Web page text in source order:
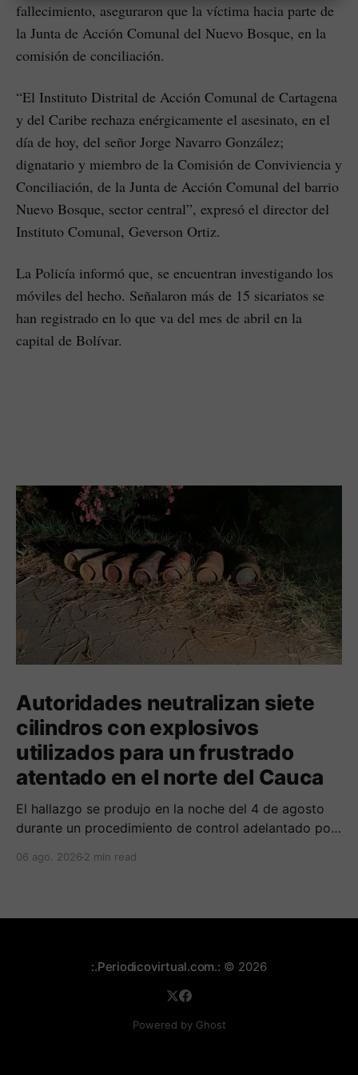
fallecimiento, aseguraron que la víctima hacia parte de
la Junta de Acción Comunal del Nuevo Bosque, en la
comisión de conciliación.
“El Instituto Distrital de Acción Comunal de Cartagena
y del Caribe rechaza enérgicamente el asesinato, en el
día de hoy, del señor Jorge Navarro González;
dignatario y miembro de la Comisión de Conviviencia y
Conciliación, de la Junta de Acción Comunal del barrio
Nuevo Bosque, sector central”, expresó el director del
Instituto Comunal, Geverson Ortiz.
La Policía informó que, se encuentran investigando los
móviles del hecho. Señalaron más de 15 sicariatos se
han registrado en lo que va del mes de abril en la
capital de Bolívar.
Autoridades neutralizan siete
cilindros con explosivos
utilizados para un frustrado
atentado en el norte del Cauca
El hallazgo se produjo en la noche del 4 de agosto
durante un procedimiento de control adelantado por
06 ago. 2026 2 min read
:.Periodicovirtual.com.: © 2026
Powered by Ghost